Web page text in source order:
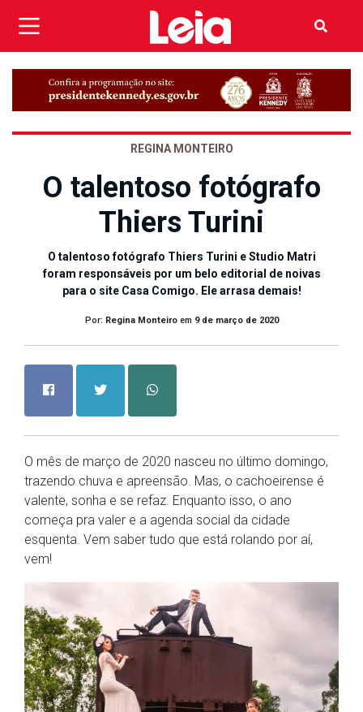
REGINA MONTEIRO
O talentoso fotógrafo
Thiers Turini
O talentoso fotógrafo Thiers Turini e Studio Matri
foram responsáveis por um belo editorial de noivas
para o site Casa Comigo. Ele arrasa demais!
Por: Regina Monteiroem 9 de março de 2020
O mês de março de 2020 nasceu no último domingo,
trazendo chuva e apreensão. Mas, o cachoeirense é
valente, sonha e se refaz. Enquanto isso, o ano
começa pra valer e a agenda social da cidade
esquenta. Vem saber tudo que está rolando por aí,
vem!